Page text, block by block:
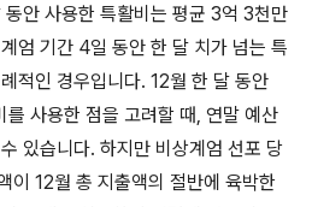
안 사용한 특활비는 평균 3억 3천만
엄 기간 4일 동안 한 달 치가 넘는 특
적인 경우입니다. 12월 한 달 동안
사용한 점을 고려할 때, 연말 예산
있습니다. 하지만 비상계엄 선포 당
이 12월 총 지출액의 절반에 육박한